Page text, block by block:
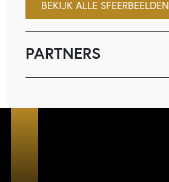
BEKIJK ALLE SFEERBEELDEN
PARTNERS